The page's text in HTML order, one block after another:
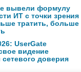
вывели формулу
ИТ с точки зрения
тратить, больше
UserGate
видение
сетевого доверия